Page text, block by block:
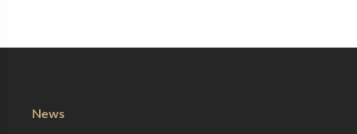
News